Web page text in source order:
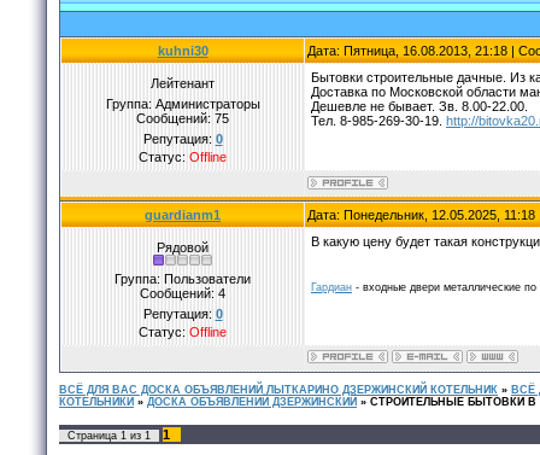
kuhni30 Дата: Пятница, 16.08.2013, 21:18 |
Лейтенант
Группа: Администраторы
Сообщений: 75
Репутация: 0
Статус: Offline
Бытовки строительные дачные. Из
Доставка по Московской области
Дешевле не бывает. Зв. 8.00-22.00.
Тел. 8-985-269-30-19. http://
guardianm1 Дата: Понедельник, 12.05.2025,
Рядовой
Группа: Пользователи
Сообщений: 4
Репутация: 0
Статус: Offline
В какую цену будет такая
Гардиан - входные двери металлические по
ВСЁ ДЛЯ ВАС ДОСКА ОБЪЯВЛЕНИЙ ЛЫТКАРИНО ДЗЕРЖИНСКИЙ КОТЕЛЬНИК » ВСЁ
КОТЕЛЬНИКИ » ДОСКА ОБЪЯВЛЕНИЙ ДЗЕРЖИНСКИЙ » СТРОИТЕЛЬНЫЕ БЫТОВКИ
Страница 1 из 1 1